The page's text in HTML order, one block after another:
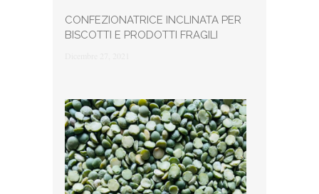
CONFEZIONATRICE INCLINATA PER
BISCOTTI E PRODOTTI FRAGILI